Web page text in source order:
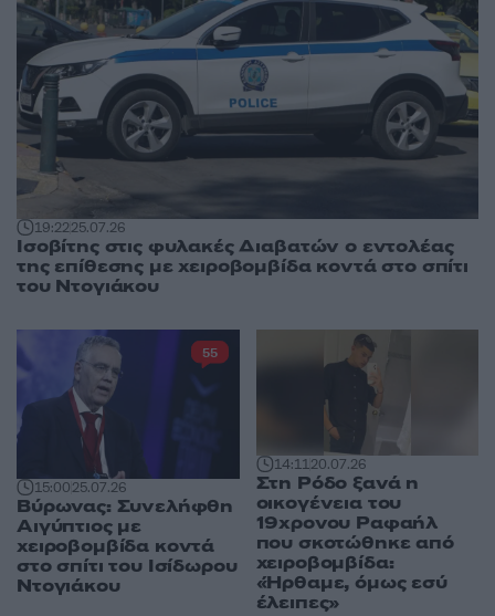
19:2225.07.26
Ισοβίτης στις φυλακές Διαβατών ο εντολέας
της επίθεσης με χειροβομβίδα κοντά στο σπίτι
του Ντογιάκου
15:0025.07.26
Βύρωνας: Συνελήφθη
Αιγύπτιος με
χειροβομβίδα κοντά
στο σπίτι του Ισίδωρου
Ντογιάκου
55
14:1120.07.26
Στη Ρόδο ξανά η
οικογένεια του
19χρονου Ραφαήλ
που σκοτώθηκε από
χειροβομβίδα:
«Ήρθαμε, όμως εσύ
έλειπες»